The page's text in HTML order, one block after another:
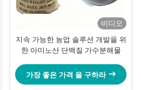
비디오
지속 가능한 농업 솔루션 개발을 위
한 아미노산 단백질 가수분해물
가장 좋은 가격 을 구하라